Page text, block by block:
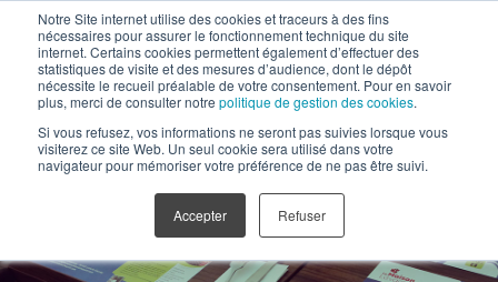
Notre Site internet utilise des cookies et traceurs à des fins
nécessaires pour assurer le fonctionnement technique du site
internet. Certains cookies permettent également d’effectuer des
statistiques de visite et des mesures d’audience, dont le dépôt
nécessite le recueil préalable de votre consentement. Pour en savoir
plus, merci de consulter notre politique de gestion des cookies.
Si vous refusez, vos informations ne seront pas suivies lorsque vous
visiterez ce site Web. Un seul cookie sera utilisé dans votre
navigateur pour mémoriser votre préférence de ne pas être suivi.
Accepter Refuser